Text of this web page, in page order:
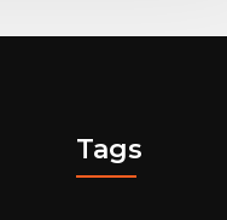
Tags